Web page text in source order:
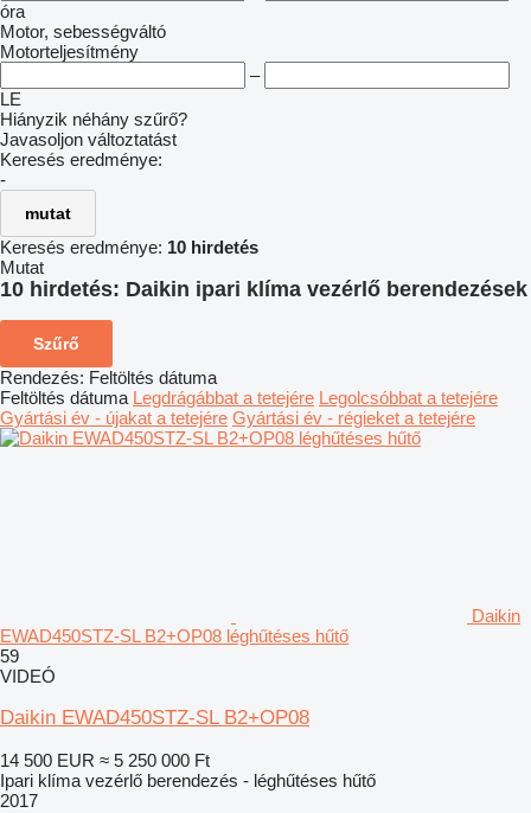
óra
Motor, sebességváltó
Motorteljesítmény
–
LE
Hiányzik néhány szűrő?
Javasoljon változtatást
Keresés eredménye:
-
mutat
Keresés eredménye: 10 hirdetés
Mutat
10 hirdetés: Daikin ipari klíma vezérlő berendezések
Szűrő
Rendezés: Feltöltés dátuma
Feltöltés dátuma Legdrágábbat a tetejére Legolcsóbbat a tetejére
Gyártási év - újakat a tetejére Gyártási év - régieket a tetejére
Daikin
EWAD450STZ-SL B2+OP08 léghűtéses hűtő
59
VIDEÓ
Daikin EWAD450STZ-SL B2+OP08
14 500 EUR ≈ 5 250 000 Ft
Ipari klíma vezérlő berendezés - léghűtéses hűtő
2017